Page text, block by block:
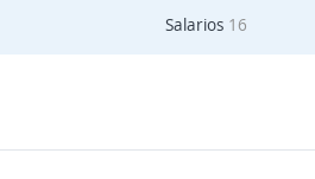
Salarios 16